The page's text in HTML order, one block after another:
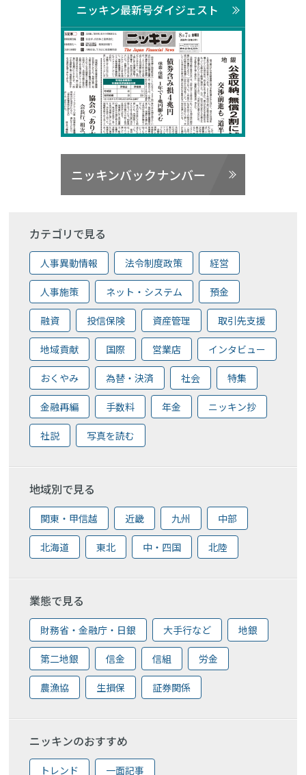
ニッキン最新号ダイジェスト
ニッキンバックナンバー
カテゴリで見る
人事異動情報 法令制度政策 経営
人事施策 ネット・システム 預金
融資 投信保険 資産管理 取引先支援
地域貢献 国際 営業店 インタビュー
おくやみ 為替・決済 社会 特集
金融再編 手数料 年金 ニッキン抄
社説 写真を読む
地域別で見る
関東・甲信越 近畿 九州 中部
北海道 東北 中・四国 北陸
業態で見る
財務省・金融庁・日銀 大手行など 地銀
第二地銀 信金 信組 労金
農漁協 生損保 証券関係
ニッキンのおすすめ
トレンド 一面記事